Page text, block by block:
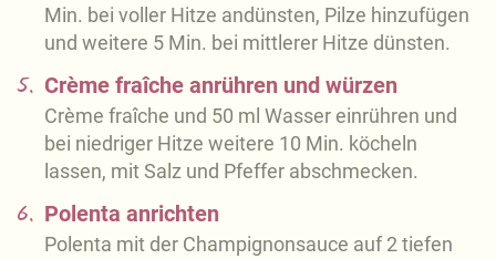
Min. bei voller Hitze andünsten, Pilze hinzufügen
und weitere 5 Min. bei mittlerer Hitze dünsten.
5. Crème fraîche anrühren und würzen
Crème fraîche und 50 ml Wasser einrühren und
bei niedriger Hitze weitere 10 Min. köcheln
lassen, mit Salz und Pfeffer abschmecken.
6. Polenta anrichten
Polenta mit der Champignonsauce auf 2 tiefen